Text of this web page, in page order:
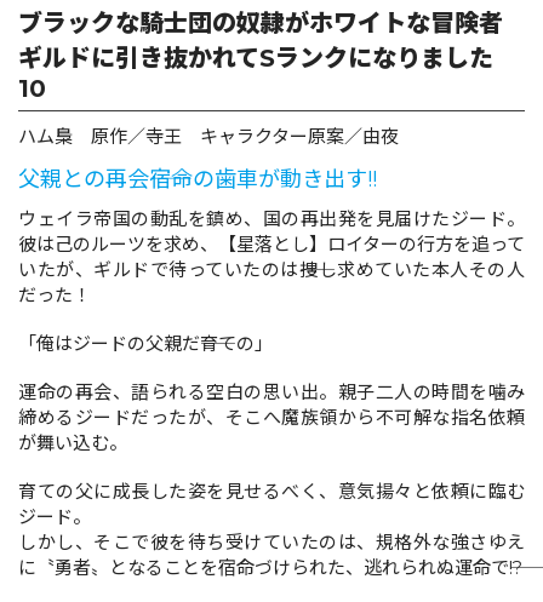
コミックパルフェ
ブラックな騎士団の奴隷がホワイトな冒険者
ギルドに引き抜かれてSランクになりました
10
ハム梟 原作／寺王 キャラクター原案／由夜
父親との再会――宿命の歯車が動き出す!!
ウェイラ帝国の動乱を鎮め、国の再出発を見届けたジード。
彼は己のルーツを求め、【星落とし】ロイターの行方を追って
いたが、ギルドで待っていたのは――捜し求めていた本人その人
だった！
「俺はジードの父親だ――育ての」
運命の再会、語られる空白の思い出。親子二人の時間を噛み
締めるジードだったが、そこへ魔族領から不可解な指名依頼
が舞い込む。
育ての父に成長した姿を見せるべく、意気揚々と依頼に臨む
ジード。
しかし、そこで彼を待ち受けていたのは、規格外な強さゆえ
に〝勇者〟となることを宿命づけられた、逃れられぬ運命で――!?